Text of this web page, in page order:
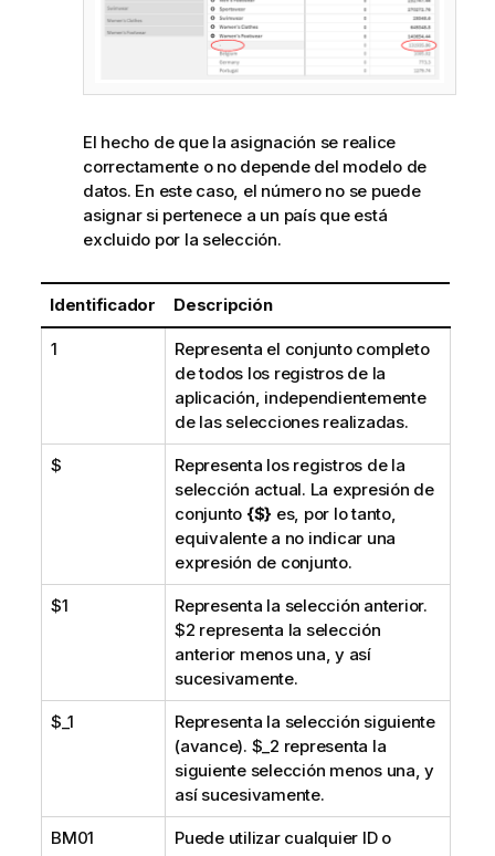
El hecho de que la asignación se realice
correctamente o no depende del modelo de
datos. En este caso, el número no se puede
asignar si pertenece a un país que está
excluido por la selección.
Identificador Descripción
1
Representa el conjunto completo
de todos los registros de la
aplicación, independientemente
de las selecciones realizadas.
$
Representa los registros de la
selección actual. La expresión de
conjunto {$} es, por lo tanto,
equivalente a no indicar una
expresión de conjunto.
$1
Representa la selección anterior.
$2 representa la selección
anterior menos una, y así
sucesivamente.
$_1
Representa la selección siguiente
(avance). $_2 representa la
siguiente selección menos una, y
así sucesivamente.
BM01
Puede utilizar cualquier ID o